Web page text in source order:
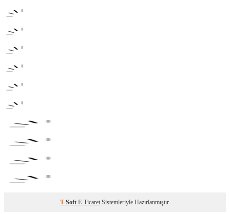
T-Soft E-Ticaret Sistemleriyle Hazırlanmıştır.